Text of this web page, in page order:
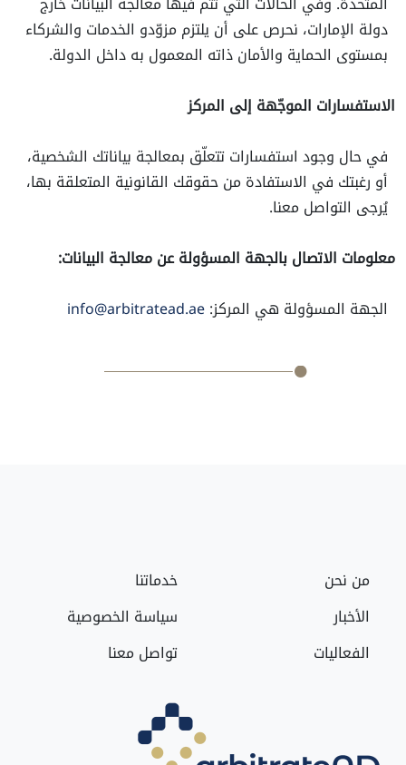
دولة الإمارات، نحرص على أن يلتزم مزوّدو الخدمات والشركاء
بمستوى الحماية والأمان ذاته المعمول به داخل الدولة.
الاستفسارات الموجّهة إلى المركز
في حال وجود استفسارات تتعلّق بمعالجة بياناتك الشخصية،
أو رغبتك في الاستفادة من حقوقك القانونية المتعلقة بها،
يُرجى التواصل معنا.
معلومات الاتصال بالجهة المسؤولة عن معالجة البيانات:
الجهة المسؤولة هي المركز:info@arbitratead.ae
من نحن
الأخبار
الفعاليات
خدماتنا
سياسة الخصوصية
تواصل معنا